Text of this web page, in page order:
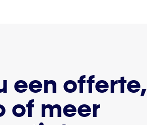
een offerte,
of meer